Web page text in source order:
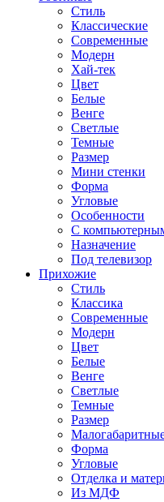
Стиль
Классические
Современные
Модерн
Хай-тек
Цвет
Белые
Венге
Светлые
Темные
Размер
Мини стенки
Форма
Угловые
Особенности
С
Назначение
Под телевизор
Прихожие
Стиль
Классика
Современные
Модерн
Цвет
Белые
Венге
Светлые
Темные
Размер
Форма
Угловые
Отделка и
Из МДФ